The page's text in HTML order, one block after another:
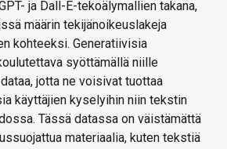
ja Dall-E-tekoälymallien takana,
määrin tekijänoikeuslakeja
kohteeksi. Generatiivisia
syöttämällä niille
jotta ne voisivat tuottaa
käyttäjien kyselyihin niin tekstin
Tässä datassa on väistämättä
materiaalia, kuten tekstiä